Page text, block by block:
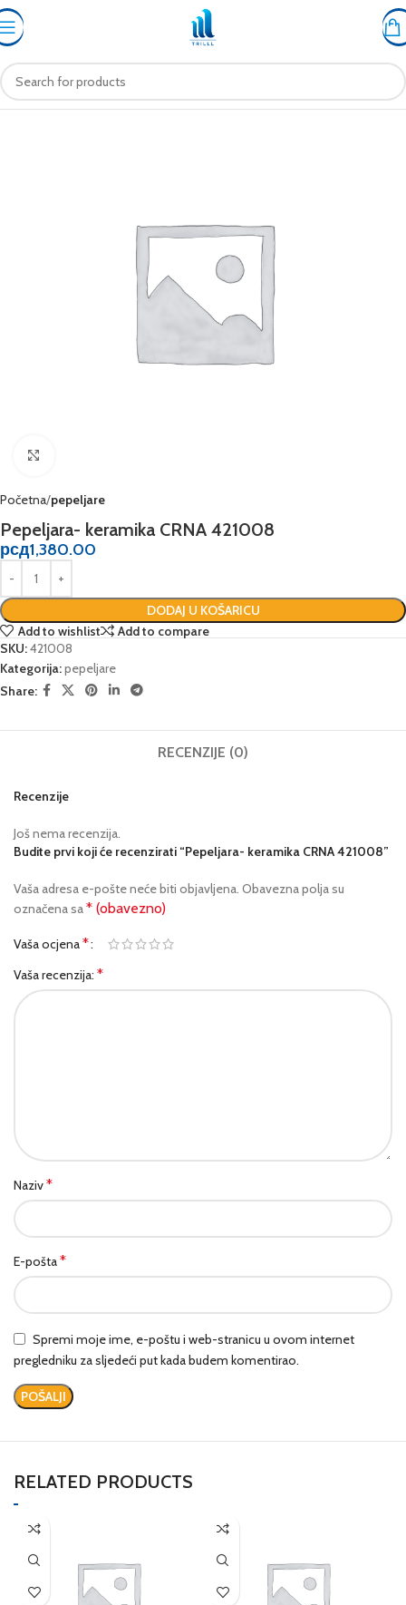
Početna pepeljare
Pepeljara- keramika CRNA 421008
рсд1,380.00
DODAJ U KOŠARICU
Add to wishlist
Add to compare
SKU:421008
Kategorija:pepeljare
Share:
RECENZIJE (0)
Recenzije
Još nema recenzija.
Budite prvi koji će recenzirati “Pepeljara- keramika CRNA 421008”
Vaša adresa e-pošte neće biti objavljena. Obavezna polja su
označena sa* (obavezno)
Vaša ocjena*
Vaša recenzija: *
Naziv*
E-pošta*
Spremi moje ime, e-poštu i web-stranicu u ovom internet
pregledniku za sljedeći put kada budem komentirao.
RELATED PRODUCTS